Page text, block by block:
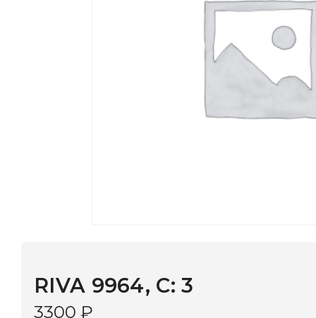
3–5 дней | Промокод